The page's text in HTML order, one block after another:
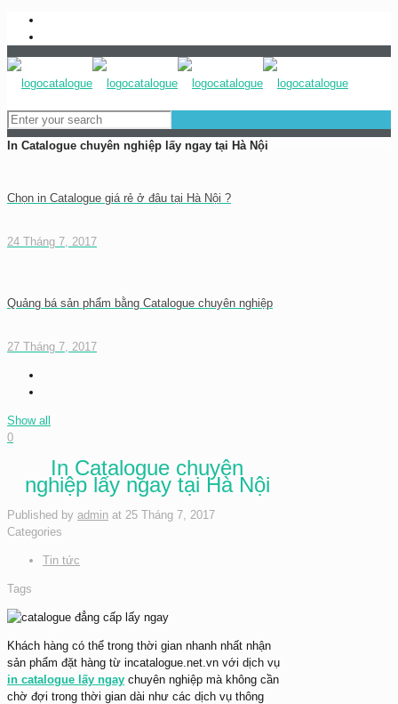
In Catalogue chuyên nghiệp lấy ngay tại Hà Nội
Chọn in Catalogue giá rẻ ở đâu tại Hà Nội ?
24 Tháng 7, 2017
Quảng bá sản phẩm bằng Catalogue chuyên nghiệp
27 Tháng 7, 2017
Show all
0
In Catalogue chuyên
nghiệp lấy ngay tại Hà Nội
Published by admin at 25 Tháng 7, 2017
Categories
Tin tức
Tags
Khách hàng có thể trong thời gian nhanh nhất nhận
sản phẩm đặt hàng từ incatalogue.net.vn với dịch vụ
in catalogue lấy ngay chuyên nghiệp mà không cần
chờ đợi trong thời gian dài như các dịch vụ thông